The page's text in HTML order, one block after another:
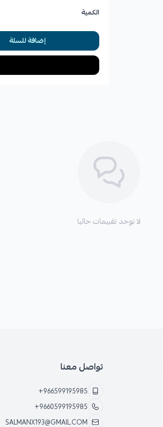
الكمية
إضافة للسلة
لا توجد تقييمات حاليا
تواصل معنا
+966599195985
+9660599195985
SALMANX193@GMAIL.COM